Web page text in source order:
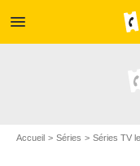
menu
Accueil Séries Séries TV